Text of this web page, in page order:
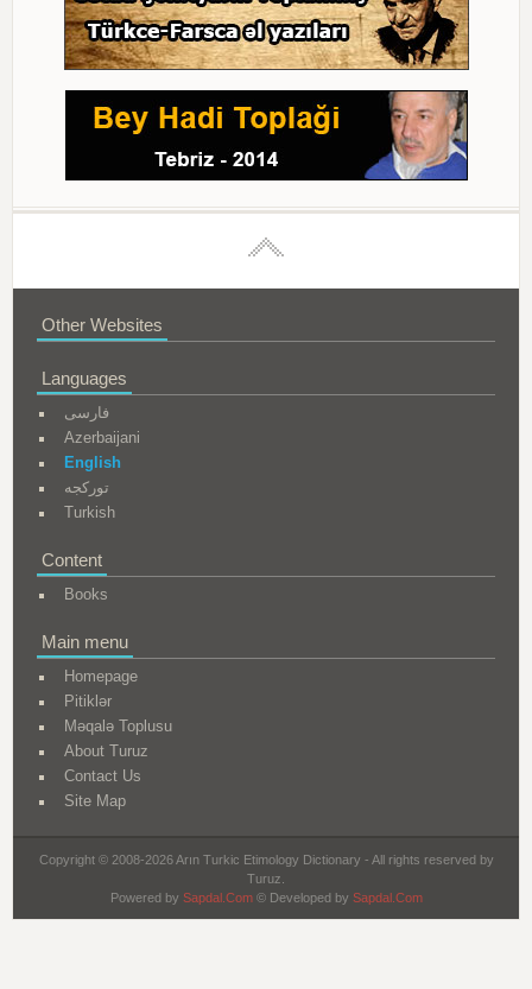
Other Websites
Languages
فارسی
Azerbaijani
English
تورکجه
Turkish
Content
Books
Main menu
Homepage
Pitiklər
Məqalə Toplusu
About Turuz
Contact Us
Site Map
Copyright © 2008-2026 Arın Turkic Etimology Dictionary - All rights reserved by
Turuz.
Powered by Sapdal.Com© Developed by Sapdal.Com